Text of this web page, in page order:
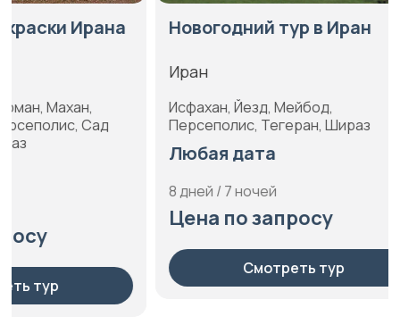
Новогодний тур в Иран
Исфахан, Йезд, Мейбод,
Персеполис, Тегеран, Шираз
Любая дата
Цена по запросу
Смотреть тур
Звезды
Исфахан,
8 дней / 7
Цена по